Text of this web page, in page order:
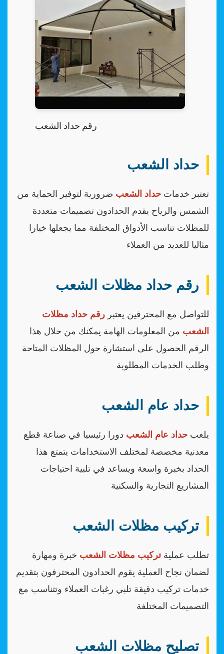
رقم حداد الشعب
حداد الشعب
تعتبر خدمات حداد الشعب ضرورية لتوفير الحماية من
الشمس والرياح يقدم الحدادون تصميمات متعددة
للمظلات تناسب الأذواق المختلفة مما يجعلها خيارا
مثاليا للعديد من العملاء
رقم حداد مظلات الشعب
للتواصل مع المحترفين يعتبر رقم حداد مظلات
الشعب من المعلومات الهامة يمكنك من خلال هذا
الرقم الحصول على استشارة حول المظلات المتاحة
وطلب الخدمات المطلوبة
حداد عام الشعب
يلعب حداد عام الشعب دورا رئيسيا في صناعة قطع
معدنية مخصصة لمختلف الاستخدامات يتمتع هذا
الحداد بخبرة واسعة ويساعد في تلبية احتياجات
المشاريع التجارية والسكنية
تركيب مظلات الشعب
تطلب عمليةتركيب مظلات الشعب خبرة ومهارة
لضمان نجاح العملية يقوم الحدادون المحترفون بتقديم
خدمات تركيب دقيقة تلبي رغبات العملاء وتتناسب مع
التصميمات المختلفة
تصليح مظلات الشعب